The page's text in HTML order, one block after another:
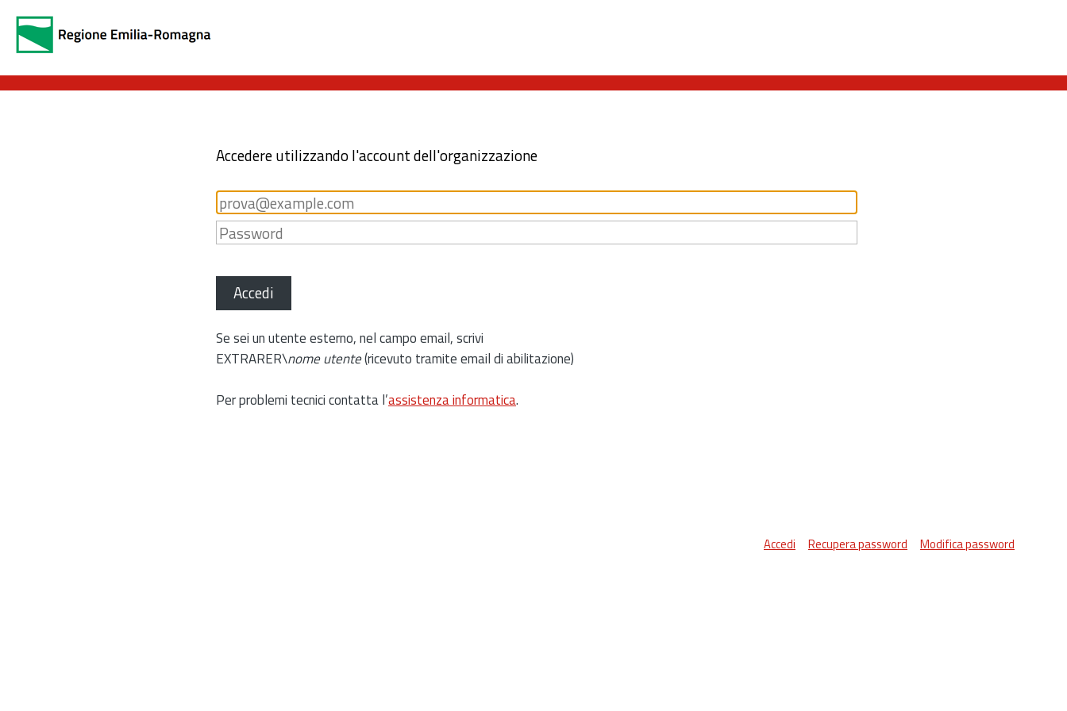
Accedere utilizzando l'account dell'organizzazione
Accedi
Se sei un utente esterno, nel campo email, scrivi
EXTRARER\nome utente(ricevuto tramite email di abilitazione)
Per problemi tecnici contatta l’assistenza informatica.
Accedi Recupera password Modifica password